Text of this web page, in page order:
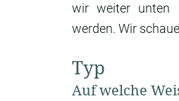
wir weiter unten
werden. Wir
Typ
Auf welche